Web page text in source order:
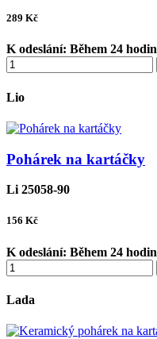
289 Kč
K odeslání: Během 24 hodin
Lio
Pohárek na kartáčky
Li 25058-90
156 Kč
K odeslání: Během 24 hodin
Lada